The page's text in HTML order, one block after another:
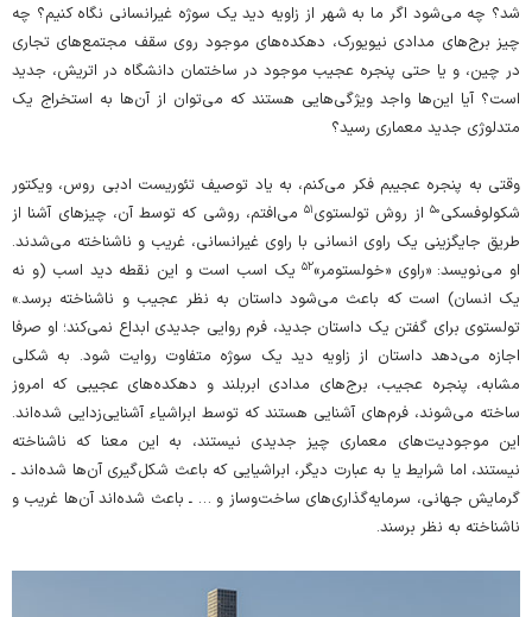
شد؟ چه می‌شود اگر ما به شهر از زاویه‌ دید یک سوژه‌ غیرانسانی نگاه کنیم؟ چه
چیز برج‌های مدادی نیویورک، دهکده‌های موجود روی سقف مجتمع‌های تجاری
در چین، و یا حتی پنجره‌ عجیب موجود در ساختمان دانشگاه در اتریش، جدید
است؟ آیا این‌ها واجد ویژگی‌هایی هستند که می‌توان از آن‌ها به استخراج یک
متدلوژی جدید‌ معماری رسید؟
وقتی به پنجره‌ عجیبم فکر می‌کنم، به یاد توصیف تئوریست ادبی روس، ویکتور
شکولوفسکی۵۰از روش تولستوی۵۱می‌افتم، روشی که توسط آن، چیزهای آشنا از
طریق جایگزینی یک راوی انسانی با راوی غیرانسانی، غریب و ناشناخته می‌شدند.
او می‌نویسد: «راوی «خولستومر»۵۲یک اسب است و این نقطه‌ دید اسب (و نه
یک انسان) است که باعث می‌شود داستان به نظر عجیب و ناشناخته برسد.»
تولستوی برای گفتن یک داستان جدید، فرم روایی جدیدی ابداع نمی‌کند؛ او صرفا
اجازه می‌دهد داستان از زاویه‌ دید یک سوژه‌ متفاوت روایت شود. به شکلی
مشابه، پنجره‌ عجیب، برج‌های مدادی ابربلند و دهکده‌های عجیبی که امروز
ساخته می‌شوند، فرم‌های آشنایی هستند که توسط ابراشیاء آشنایی‌زدایی شده‌اند.
این موجودیت‌های معماری چیز جدیدی نیستند، به این معنا که ناشناخته
نیستند، اما شرایط یا به عبارت دیگر، ابراشیایی که باعث شکل‌گیری آن‌ها شده‌اند ـ
گرمایش جهانی، سرمایه‌گذاری‌های ساخت‌و‌ساز و … ـ باعث شده‌اند آن‌ها غریب و
ناشناخته به نظر برسند.